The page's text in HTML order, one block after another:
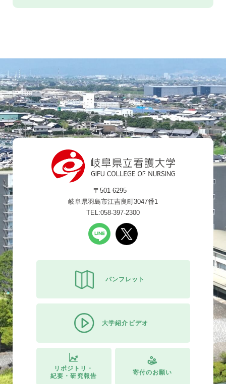
〒501-6295
岐阜県羽島市江吉良町3047番1
TEL:058-397-2300
パンフレット
大学紹介ビデオ
リポジトリ・
紀要・研究報告
寄付のお願い